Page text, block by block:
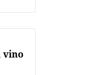
vino